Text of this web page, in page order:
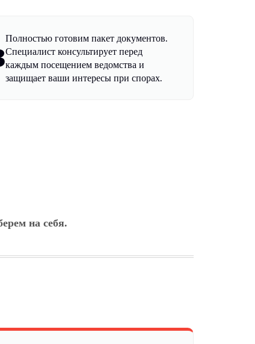
Полностью готовим пакет документов.
Специалист консультирует перед
каждым посещением ведомства и
защищает ваши интересы при спорах.
на себя.